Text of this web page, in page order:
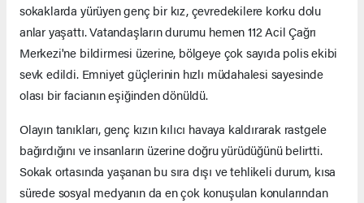
sokaklarda yürüyen genç bir kız, çevredekilere korku dolu
anlar yaşattı. Vatandaşların durumu hemen 112 Acil Çağrı
Merkezi'ne bildirmesi üzerine, bölgeye çok sayıda polis ekibi
sevk edildi. Emniyet güçlerinin hızlı müdahalesi sayesinde
olası bir facianın eşiğinden dönüldü.
Olayın tanıkları, genç kızın kılıcı havaya kaldırarak rastgele
bağırdığını ve insanların üzerine doğru yürüdüğünü belirtti.
Sokak ortasında yaşanan bu sıra dışı ve tehlikeli durum, kısa
sürede sosyal medyanın da en çok konuşulan konularından